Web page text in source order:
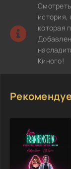
история,
которая
Киного!